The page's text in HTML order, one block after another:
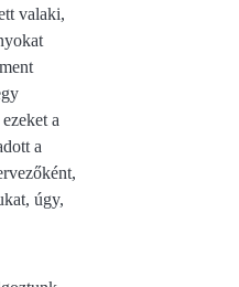
valaki,
a
a
úgy,